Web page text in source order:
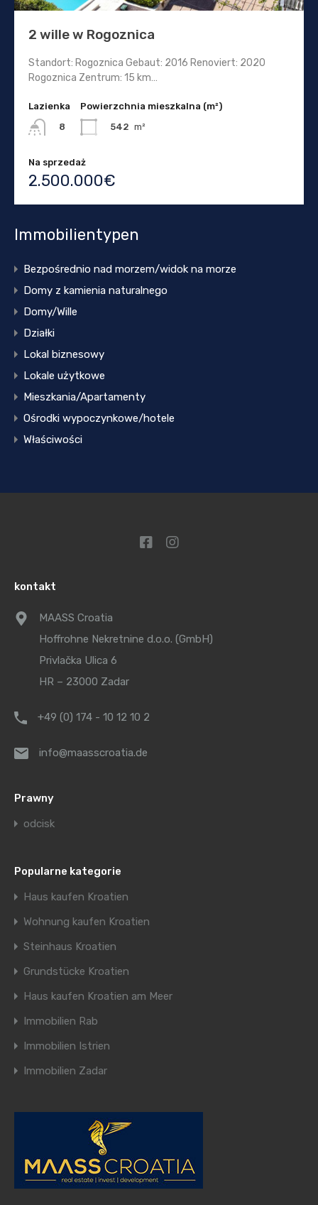
2 wille w Rogoznica
Standort: Rogoznica Gebaut: 2016 Renoviert: 2020
Rogoznica Zentrum: 15 km…
Lazienka
8
Powierzchnia mieszkalna (m²)
542 m²
Na sprzedaż
2.500.000€
Immobilientypen
Bezpośrednio nad morzem/widok na morze
Domy z kamienia naturalnego
Domy/Wille
Działki
Lokal biznesowy
Lokale użytkowe
Mieszkania/Apartamenty
Ośrodki wypoczynkowe/hotele
Właściwości
kontakt
MAASS Croatia
Hoffrohne Nekretnine d.o.o. (GmbH)
Privlačka Ulica 6
HR – 23000 Zadar
+49 (0) 174 - 10 12 10 2
info@maasscroatia.de
Prawny
odcisk
Popularne kategorie
Haus kaufen Kroatien
Wohnung kaufen Kroatien
Steinhaus Kroatien
Grundstücke Kroatien
Haus kaufen Kroatien am Meer
Immobilien Rab
Immobilien Istrien
Immobilien Zadar